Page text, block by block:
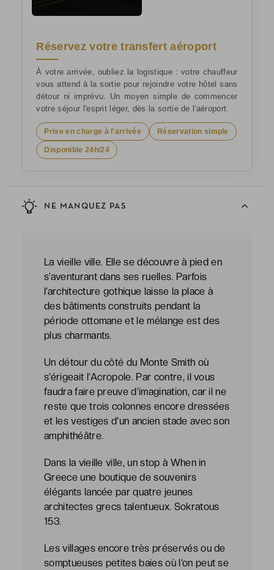
NE MANQUEZ PAS
La vieille ville. Elle se découvre à pied en
s’aventurant dans ses ruelles. Parfois
l’architecture gothique laisse la place à
des bâtiments construits pendant la
période ottomane et le mélange est des
plus charmants.
Un détour du côté du Monte Smith où
s’érigeait l’Acropole. Par contre, il vous
faudra faire preuve d’imagination, car il ne
reste que trois colonnes encore dressées
et les vestiges d’un ancien stade avec son
amphithéâtre.
Dans la vieille ville, un stop à When in
Greece une boutique de souvenirs
élégants lancée par quatre jeunes
architectes grecs talentueux. Sokratous
153.
Les villages encore très préservés ou de
somptueuses petites baies où l’on peut se
Réservez votre transfert aéroport
À votre arrivée, oubliez la logistique : votre chauffeur
vous attend à la sortie pour rejoindre votre hôtel sans
détour ni imprévu. Un moyen simple de commencer
votre séjour l'esprit léger, dès la sortie de l'aéroport.
Prise en charge à l'arrivée Réservation simple
Disponible 24h/24